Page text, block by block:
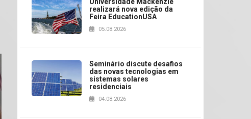
realizará nova edição da
Feira EducationUSA
05.08.2026
Seminário discute desafios
das novas tecnologias em
sistemas solares
residenciais
04.08.2026